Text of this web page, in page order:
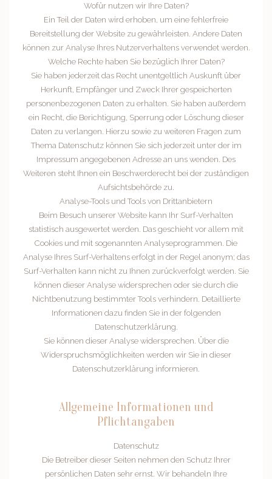
Wofür nutzen wir Ihre Daten?
Ein Teil der Daten wird erhoben, um eine fehlerfreie
Bereitstellung der Website zu gewährleisten. Andere Daten
können zur Analyse Ihres Nutzerverhaltens verwendet werden.
Welche Rechte haben Sie bezüglich Ihrer Daten?
Sie haben jederzeit das Recht unentgeltlich Auskunft über
Herkunft, Empfänger und Zweck Ihrer gespeicherten
personenbezogenen Daten zu erhalten. Sie haben außerdem
ein Recht, die Berichtigung, Sperrung oder Löschung dieser
Daten zu verlangen. Hierzu sowie zu weiteren Fragen zum
Thema Datenschutz können Sie sich jederzeit unter der im
Impressum angegebenen Adresse an uns wenden. Des
Weiteren steht Ihnen ein Beschwerderecht bei der zuständigen
Aufsichtsbehörde zu.
Analyse-Tools und Tools von Drittanbietern
Beim Besuch unserer Website kann Ihr Surf-Verhalten
statistisch ausgewertet werden. Das geschieht vor allem mit
Cookies und mit sogenannten Analyseprogrammen. Die
Analyse Ihres Surf-Verhaltens erfolgt in der Regel anonym; das
Surf-Verhalten kann nicht zu Ihnen zurückverfolgt werden. Sie
können dieser Analyse widersprechen oder sie durch die
Nichtbenutzung bestimmter Tools verhindern. Detaillierte
Informationen dazu finden Sie in der folgenden
Datenschutzerklärung.
Sie können dieser Analyse widersprechen. Über die
Widerspruchsmöglichkeiten werden wir Sie in dieser
Datenschutzerklärung informieren.
Allgemeine Informationen und
Pflichtangaben
Datenschutz
Die Betreiber dieser Seiten nehmen den Schutz Ihrer
persönlichen Daten sehr ernst. Wir behandeln Ihre